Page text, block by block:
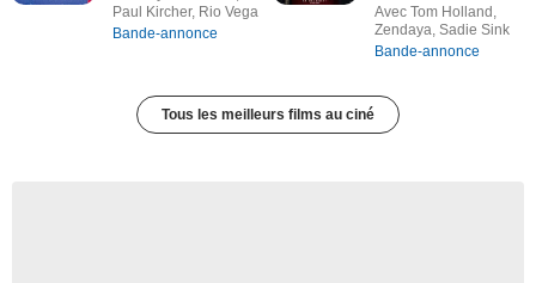
Paul Kircher, Rio Vega
Bande-annonce
Avec Tom Holland,
Zendaya, Sadie Sink
Bande-annonce
Tous les meilleurs films au ciné